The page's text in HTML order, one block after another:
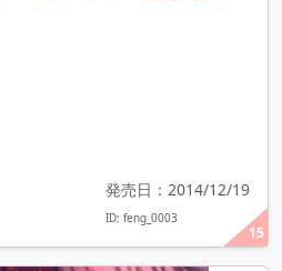
15
発売日：2014/12/19
ID: feng_0003